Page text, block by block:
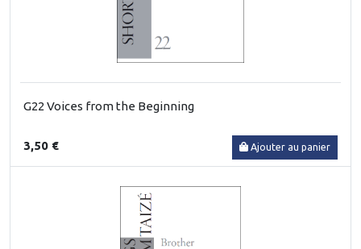
G22 Voices from the Beginning
3,50 € Ajouter au panier